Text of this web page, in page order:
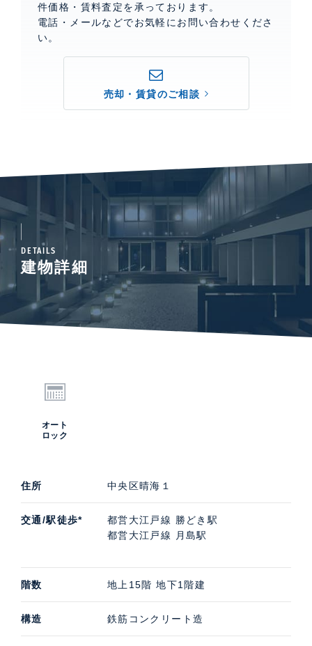
件価格・賃料査定を承っております。
電話・メールなどでお気軽にお問い合わせくださ
い。
売却・賃貸のご相談
DETAILS
建物詳細
オート
ロック
住所 中央区晴海１
交通/駅徒歩*
都営大江戸線 勝どき駅
都営大江戸線 月島駅
階数 地上15階 地下1階建
構造 鉄筋コンクリート造